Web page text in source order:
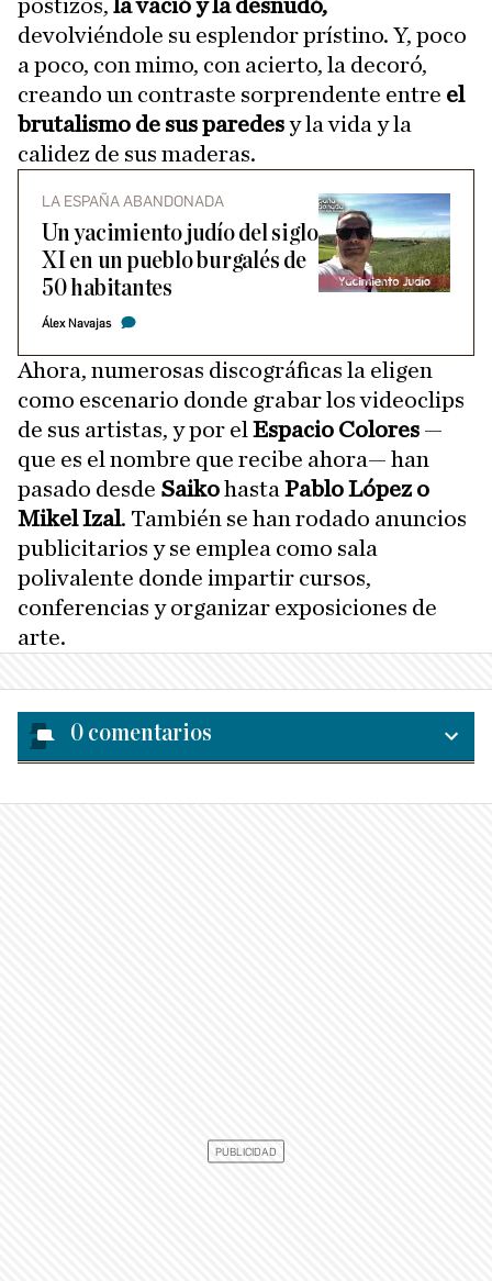
postizos, la vació y la desnudó,
devolviéndole su esplendor prístino. Y, poco
a poco, con mimo, con acierto, la decoró,
creando un contraste sorprendente entre el
brutalismo de sus paredesy la vida y la
calidez de sus maderas.
LA ESPAÑA ABANDONADA
Un yacimiento judío del siglo
XI en un pueblo burgalés de
50 habitantes
Álex Navajas
Ahora, numerosas discográficas la eligen
como escenario donde grabar los videoclips
de sus artistas, y por el Espacio Colores —
que es el nombre que recibe ahora— han
pasado desde Saikohasta Pablo López o
Mikel Izal. También se han rodado anuncios
publicitarios y se emplea como sala
polivalente donde impartir cursos,
conferencias y organizar exposiciones de
arte.
0 comentarios